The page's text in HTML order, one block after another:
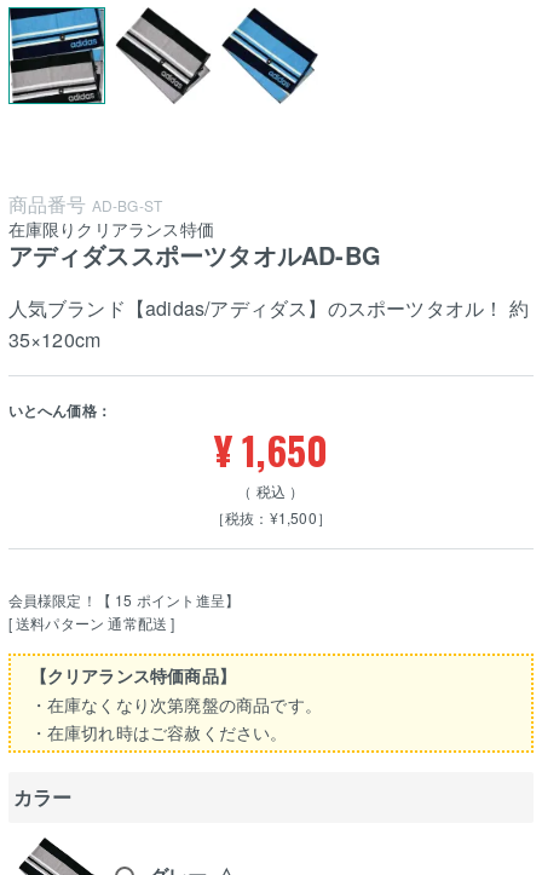
商品番号 AD-BG-ST
在庫限りクリアランス特価
アディダススポーツタオルAD-BG
人気ブランド【adidas/アディダス】のスポーツタオル！ 約
35×120cm
いとへん価格：
¥1,650
税込
［税抜：¥1,500］
会員様限定！【 15 ポイント進呈】
送料パターン 通常配送
【クリアランス特価商品】
・在庫なくなり次第廃盤の商品です。
・在庫切れ時はご容赦ください。
カラー